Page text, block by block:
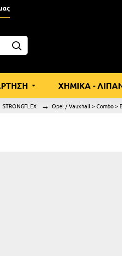
ΧΗΜΙΚΑ -
STRONGFLEX Opel / Vauxhall > Combo >